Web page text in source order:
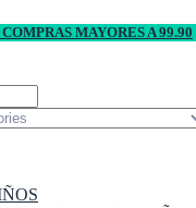
MAYORES A 99.90